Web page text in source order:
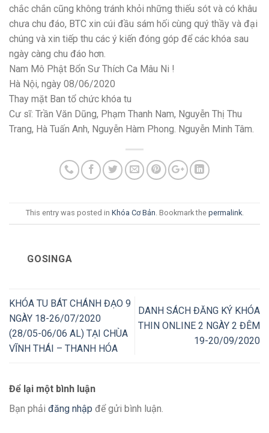
chắc chắn cũng không tránh khỏi những thiếu sót và có khâu
chưa chu đáo, BTC xin cúi đầu sám hối cùng quý thầy và đại
chúng và xin tiếp thu các ý kiến đóng góp để các khóa sau
ngày càng chu đáo hơn.
Nam Mô Phật Bổn Sư Thích Ca Mâu Ni !
Hà Nội, ngày 08/06/2020
Thay mặt Ban tổ chức khóa tu
Cư sĩ: Trần Văn Dũng, Phạm Thanh Nam, Nguyễn Thị Thu
Trang, Hà Tuấn Anh, Nguyễn Hàm Phong. Nguyễn Minh Tâm.
This entry was posted in Khóa Cơ Bản . Bookmark the permalink.
GOSINGA
KHÓA TU BÁT CHÁNH ĐẠO 9
NGÀY 18-26/07/2020
(28/05-06/06 AL) TẠI CHÙA
VĨNH THÁI – THANH HÓA
DANH SÁCH ĐĂNG KÝ KHÓA
THIN ONLINE 2 NGÀY 2 ĐÊM
19-20/09/2020
Để lại một bình luận
Bạn phải đăng nhập để gửi bình luận.